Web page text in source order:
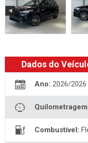
Dados do
Ano: 2026/2026
Combustível: